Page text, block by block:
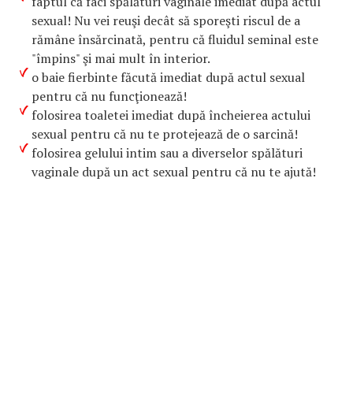
sexual! Nu vei reuşi decât să sporeşti riscul de a
rămâne însărcinată, pentru că fluidul seminal este
"împins" şi mai mult în interior.
o baie fierbinte făcută imediat după actul sexual
pentru că nu funcţionează!
folosirea toaletei imediat după încheierea actului
sexual pentru că nu te protejează de o sarcină!
folosirea gelului intim sau a diverselor spălături
vaginale după un act sexual pentru că nu te ajută!